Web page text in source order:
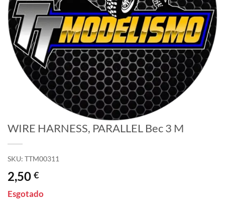
WIRE HARNESS, PARALLEL Bec 3 M
SKU: TTM00311
2,50 €
Esgotado